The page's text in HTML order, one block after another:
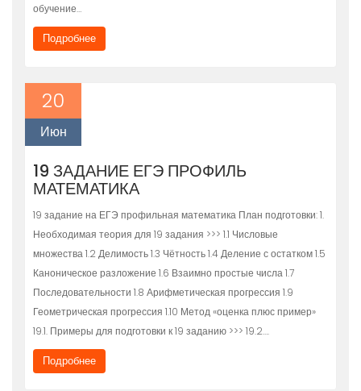
обучение…
Подробнее
20
Июн
19 ЗАДАНИЕ ЕГЭ ПРОФИЛЬ
МАТЕМАТИКА
19 задание на ЕГЭ профильная математика План подготовки: 1.
Необходимая теория для 19 задания >>> 1.1 Числовые
множества 1.2 Делимость 1.3 Чётность 1.4 Деление с остатком 1.5
Каноническое разложение 1.6 Взаимно простые числа 1.7
Последовательности 1.8 Арифметическая прогрессия 1.9
Геометрическая прогрессия 1.10 Метод «оценка плюс пример»
19.1. Примеры для подготовки к 19 заданию >>> 19.2….
Подробнее